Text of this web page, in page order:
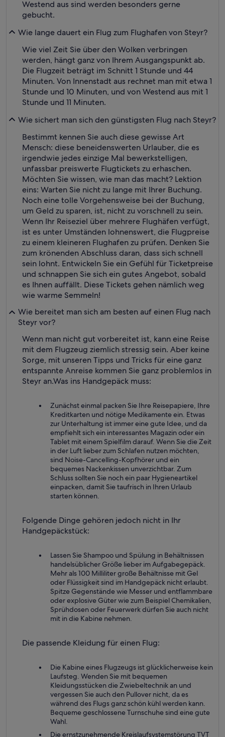
Westend aus sind werden besonders gerne
gebucht.
Wie lange dauert ein Flug zum Flughafen von Steyr?
Wie viel Zeit Sie über den Wolken verbringen
werden, hängt ganz von Ihrem Ausgangspunkt ab.
Die Flugzeit beträgt im Schnitt 1 Stunde und 44
Minuten. Von Innenstadt aus rechnet man mit etwa 1
Stunde und 10 Minuten, und von Westend aus mit 1
Stunde und 11 Minuten.
Wie sichert man sich den günstigsten Flug nach Steyr?
Bestimmt kennen Sie auch diese gewisse Art
Mensch: diese beneidenswerten Urlauber, die es
irgendwie jedes einzige Mal bewerkstelligen,
unfassbar preiswerte Flugtickets zu erhaschen.
Möchten Sie wissen, wie man das macht? Lektion
eins: Warten Sie nicht zu lange mit Ihrer Buchung.
Noch eine tolle Vorgehensweise bei der Buchung,
um Geld zu sparen, ist, nicht zu vorschnell zu sein.
Wenn Ihr Reiseziel über mehrere Flughäfen verfügt,
ist es unter Umständen lohnenswert, die Flugpreise
zu einem kleineren Flughafen zu prüfen. Denken Sie
zum krönenden Abschluss daran, dass sich schnell
sein lohnt. Entwickeln Sie ein Gefühl für Ticketpreise
und schnappen Sie sich ein gutes Angebot, sobald
es Ihnen auffällt. Diese Tickets gehen nämlich weg
wie warme Semmeln!
Wie bereitet man sich am besten auf einen Flug nach
Steyr vor?
Wenn man nicht gut vorbereitet ist, kann eine Reise
mit dem Flugzeug ziemlich stressig sein. Aber keine
Sorge, mit unseren Tipps und Tricks für eine ganz
entspannte Anreise kommen Sie ganz problemlos in
Steyr an.Was ins Handgepäck muss:
Zunächst einmal packen Sie Ihre Reisepapiere, Ihre
Kreditkarten und nötige Medikamente ein. Etwas
zur Unterhaltung ist immer eine gute Idee, und da
empfiehlt sich ein interessantes Magazin oder ein
Tablet mit einem Spielfilm darauf. Wenn Sie die Zeit
in der Luft lieber zum Schlafen nutzen möchten,
sind Noise-Cancelling-Kopfhörer und ein
bequemes Nackenkissen unverzichtbar. Zum
Schluss sollten Sie noch ein paar Hygieneartikel
einpacken, damit Sie taufrisch in Ihren Urlaub
starten können.
Folgende Dinge gehören jedoch nicht in Ihr
Handgepäckstück:
Lassen Sie Shampoo und Spülung in Behältnissen
handelsüblicher Größe lieber im Aufgabegepäck.
Mehr als 100 Milliliter große Behältnisse mit Gel
oder Flüssigkeit sind im Handgepäck nicht erlaubt.
Spitze Gegenstände wie Messer und entflammbare
oder explosive Güter wie zum Beispiel Chemikalien,
Sprühdosen oder Feuerwerk dürfen Sie auch nicht
mit in die Kabine nehmen.
Die passende Kleidung für einen Flug:
Die Kabine eines Flugzeugs ist glücklicherweise kein
Laufsteg. Wenden Sie mit bequemen
Kleidungsstücken die Zwiebeltechnik an und
vergessen Sie auch den Pullover nicht, da es
während des Flugs ganz schön kühl werden kann.
Bequeme geschlossene Turnschuhe sind eine gute
Wahl.
Die ernstzunehmende Kreislaufsystemstörung TVT